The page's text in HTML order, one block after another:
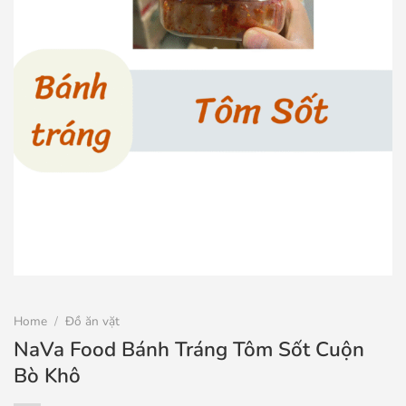
Home / Đồ ăn vặt
NaVa Food Bánh Tráng Tôm Sốt Cuộn
Bò Khô